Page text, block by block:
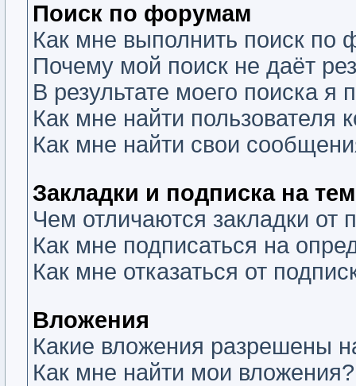
Поиск по форумам
Как мне выполнить поиск
Почему мой поиск не даёт
В результате моего поиска я
Как мне найти пользователя
Как мне найти свои
Закладки и подписка на
Чем отличаются закладки от
Как мне подписаться на
Как мне отказаться от
Вложения
Какие вложения разрешены
Как мне найти мои вложения?